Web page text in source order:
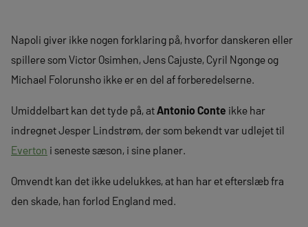
Napoli giver ikke nogen forklaring på, hvorfor danskeren eller
spillere som Victor Osimhen, Jens Cajuste, Cyril Ngonge og
Michael Folorunsho ikke er en del af forberedelserne.
Umiddelbart kan det tyde på, atAntonio Conte ikke har
indregnet Jesper Lindstrøm, der som bekendt var udlejet til
Everton i seneste sæson, i sine planer.
Omvendt kan det ikke udelukkes, at han har et efterslæb fra
den skade, han forlod England med.